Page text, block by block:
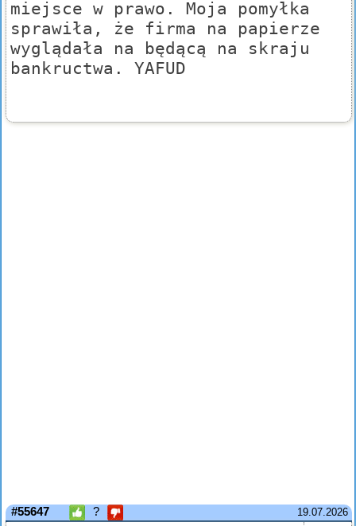
miejsce w prawo. Moja pomyłka
sprawiła, że firma na papierze
wyglądała na będącą na skraju
bankructwa. YAFUD
19.07.2026
#55647 ?